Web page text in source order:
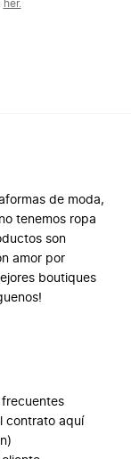
her.
de moda,
tenemos ropa
son
amor por
boutiques
frecuentes
contrato aquí